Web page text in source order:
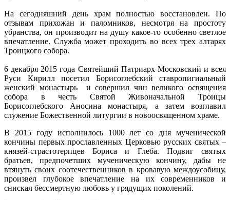
На сегодняшний день храм полностью восстановлен. По
отзывам прихожан и паломников, несмотря на простоту
убранства, он производит на душу какое-то особенно светлое
впечатление. Служба может проходить во всех трех алтарях
Троицкого собора.
6 декабря 2015 года Святейший Патриарх Московский и всея
Руси Кирилл посетил Борисоглебский ставропигиальный
женский монастырь и совершил чин великого освящения
собора в честь Святой Живоначальной Троицы
Борисоглебского Аносина монастыря, а затем возглавил
служение Божественной литургии в новоосвященном храме.
В 2015 году исполнилось 1000 лет со дня мученической
кончины первых прославленных Церковью русских святых –
князей-страстотерпцев Бориса и Глеба. Подвиг святых
братьев, предпочетших мученическую кончину, дабы не
втянуть своих соотечественников в кровавую междоусобицу,
произвел глубокое впечатление на их современников и
снискал бессмертную любовь у грядущих поколений.